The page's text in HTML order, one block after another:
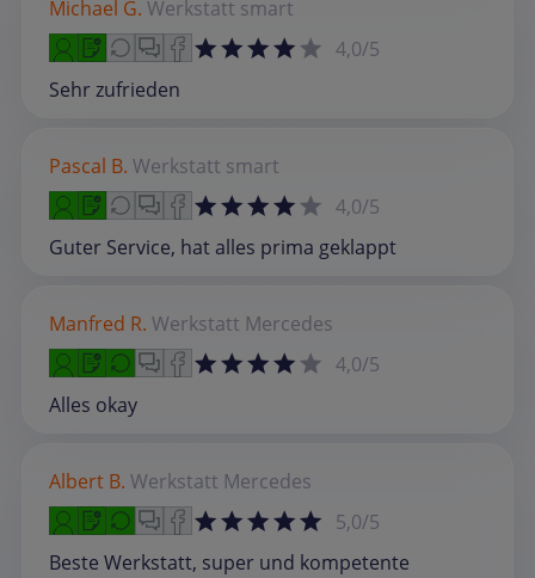
Michael G. Werkstatt smart
4,0/5
Sehr zufrieden
Pascal B. Werkstatt smart
4,0/5
Guter Service, hat alles prima geklappt
Manfred R. Werkstatt Mercedes
4,0/5
Alles okay
Albert B. Werkstatt Mercedes
5,0/5
Beste Werkstatt, super und kompetente